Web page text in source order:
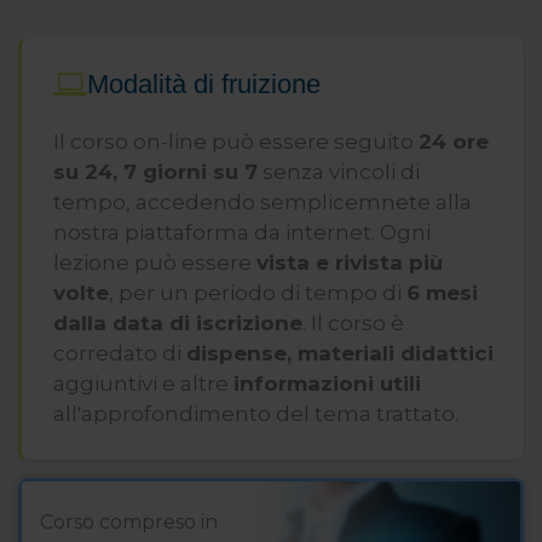
Borghese di Patti (MS) 2006.
Oltretutto ha partecipato alle seguenti
attività:
Incarico CONI censimento impianti
sportivi della Provincia di Asti 1998
Incarico del Comune di Isola d’Asti come
Responsabile dell’Ufficio Tecnico 1999-
2000,
Componente Commissione Esami di
Stato Geometri 2002 e 2003
Membro della Commissione Edilizia del
Comune di Revigliasco (AT) dal 2000
Modalità di fruizione
Il corso on-line può essere seguito 24 ore
su 24, 7 giorni su 7 senza vincoli di
tempo, accedendo semplicemnete alla
nostra piattaforma da internet. Ogni
lezione può essere vista e rivista più
volte , per un periodo di tempo di 6 mesi
dalla data di iscrizione . Il corso è
corredato di dispense, materiali didattici
aggiuntivi e altre informazioni utili
all'approfondimento del tema trattato.
Corso compreso in